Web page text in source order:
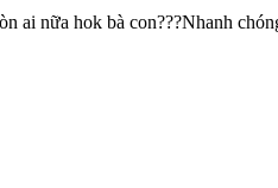
ai nữa hok bà con???Nhanh